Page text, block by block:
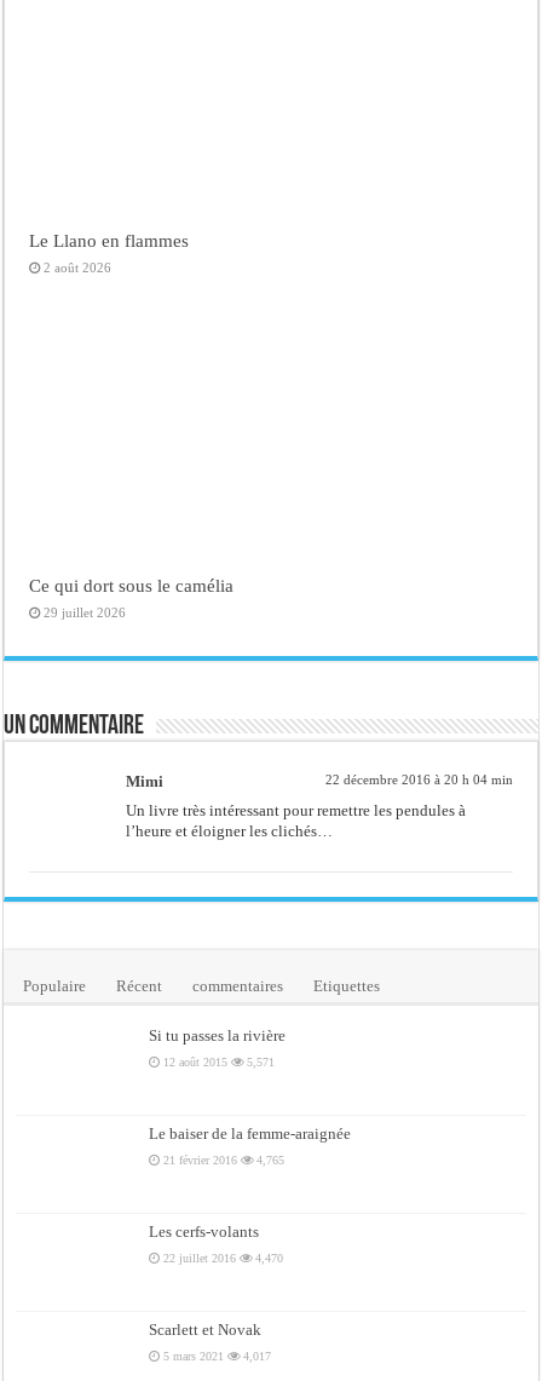
Le Llano en flammes
2 août 2026
Ce qui dort sous le camélia
29 juillet 2026
Un commentaire
Mimi 22 décembre 2016 à 20 h 04 min
Un livre très intéressant pour remettre les pendules à
l’heure et éloigner les clichés…
Populaire Récent commentaires Etiquettes
Si tu passes la rivière
12 août 2015 5,571
Le baiser de la femme-araignée
21 février 2016 4,765
Les cerfs-volants
22 juillet 2016 4,470
Scarlett et Novak
5 mars 2021 4,017